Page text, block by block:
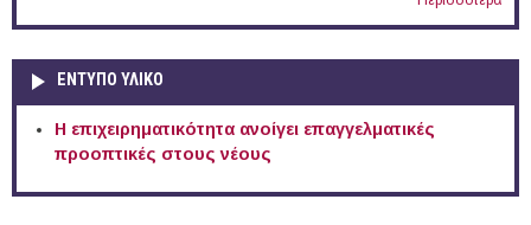
ΕΝΤΥΠΟ ΥΛΙΚΟ
Η επιχειρηματικότητα ανοίγει επαγγελματικές
προοπτικές στους νέους